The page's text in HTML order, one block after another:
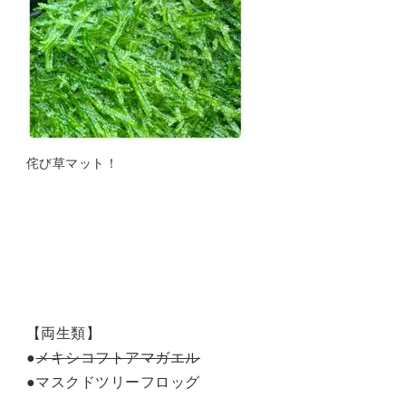
侘び草マット！
【両生類】
●メキシコフトアマガエル
●マスクドツリーフロッグ